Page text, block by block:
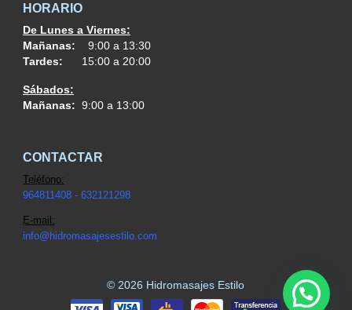
HORARIO
De Lunes a Viernes:
Mañanas:
9:00 a 13:30
Tardes: 15:00 a 20:00
Sábados:
Mañanas: 9:00 a 13:00
CONTACTAR
Teléfono:
964811408 - 632121298
E-mail:
info@hidromasajesestilo.com
© 2026 Hidromasajes Estilo